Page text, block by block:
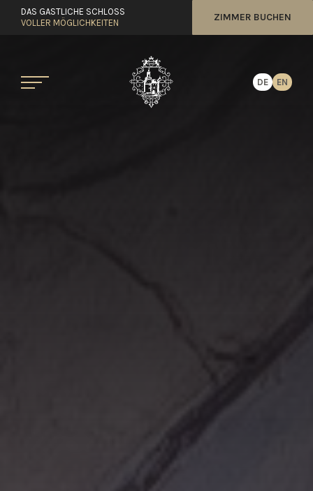
DAS GASTLICHE SCHLOSS
VOLLER MÖGLICHKEITEN
ZIMMER BUCHEN
DE EN